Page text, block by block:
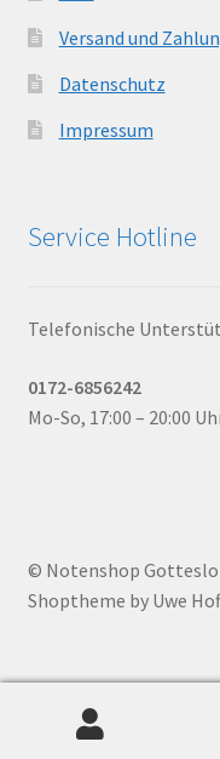
Versand und
Datenschutz
Impressum
Service Hotline
Telefonische
0172-6856242
Mo-So, 17:00 – 20:00
© Notenshop
Shoptheme by Uwe